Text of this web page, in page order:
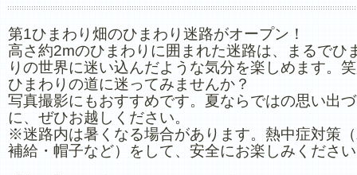
第1ひまわり畑のひまわり迷路がオープン！
高さ約2mのひまわりに囲まれた迷路は、まるでひ
りの世界に迷い込んだような気分を楽しめます。
ひまわりの道に迷ってみませんか？
写真撮影にもおすすめです。夏ならではの思い出
に、ぜひお越しください。
※迷路内は暑くなる場合があります。熱中症対策
補給・帽子など）をして、安全にお楽しみくださ